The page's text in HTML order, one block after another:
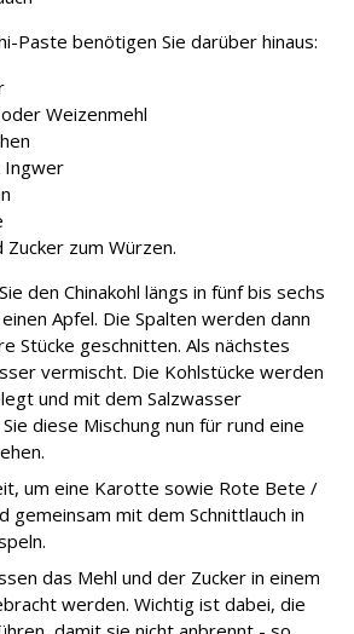
Paste benötigen Sie darüber hinaus:
Weizenmehl
Ingwer
Zucker zum Würzen.
den Chinakohl längs in fünf bis sechs
Apfel. Die Spalten werden dann
Stücke geschnitten. Als nächstes
vermischt. Die Kohlstücke werden
und mit dem Salzwasser
diese Mischung nun für rund eine
um eine Karotte sowie Rote Bete /
gemeinsam mit dem Schnittlauch in
das Mehl und der Zucker in einem
werden. Wichtig ist dabei, die